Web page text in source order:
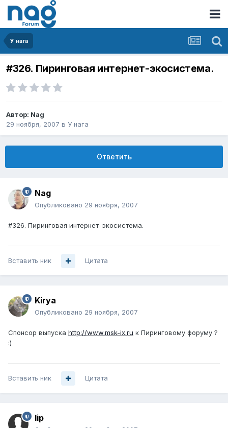
У нага
#326. Пиринговая интернет-экосистема.
Автор: Nag
29 ноября, 2007 в У нага
Ответить
Nag
Опубликовано 29 ноября, 2007
#326. Пиринговая интернет-экосистема.
Вставить ник Цитата
Kirya
Опубликовано 29 ноября, 2007
Спонсор выпуска http://www.msk-ix.ru к Пиринговому форуму ?
:)
Вставить ник Цитата
lip